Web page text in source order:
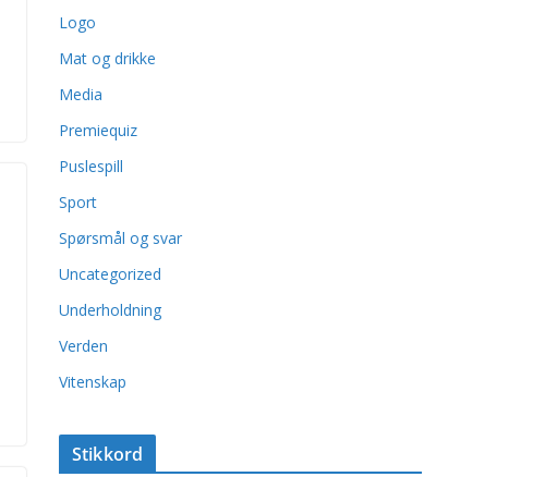
Logo
Mat og drikke
Media
Premiequiz
Puslespill
Sport
Spørsmål og svar
Uncategorized
Underholdning
Verden
Vitenskap
Stikkord